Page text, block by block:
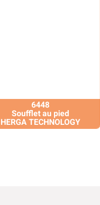
6448
Soufflet au pied
HERGA TECHNOLOGY